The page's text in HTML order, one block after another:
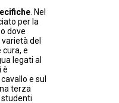
. Nel
per la
dove
del
cura, e
legati al
è
e sul
terza
studenti